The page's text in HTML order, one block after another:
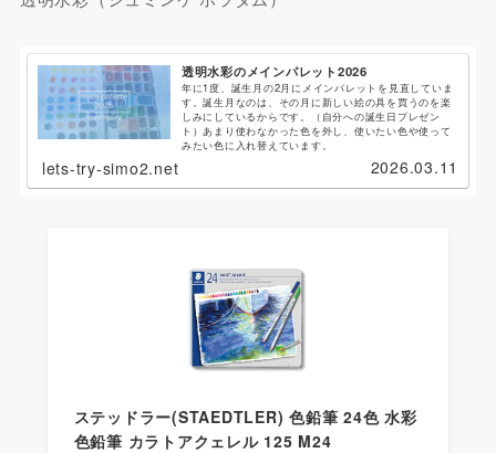
透明水彩のメインパレット2026
年に1度、誕生月の2月にメインパレットを見直していま
す。誕生月なのは、その月に新しい絵の具を買うのを楽
しみにしているからです。（自分への誕生日プレゼン
ト）あまり使わなかった色を外し、使いたい色や使って
みたい色に入れ替えています。
lets-try-simo2.net 2026.03.11
ステッドラー(STAEDTLER) 色鉛筆 24色 水彩
色鉛筆 カラトアクェレル 125 M24